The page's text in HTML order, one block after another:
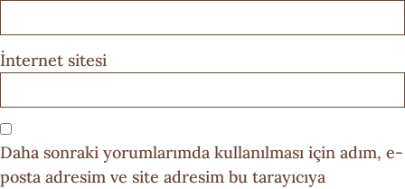
İnternet sitesi
Daha sonraki yorumlarımda kullanılması için adım, e-
posta adresim ve site adresim bu tarayıcıya